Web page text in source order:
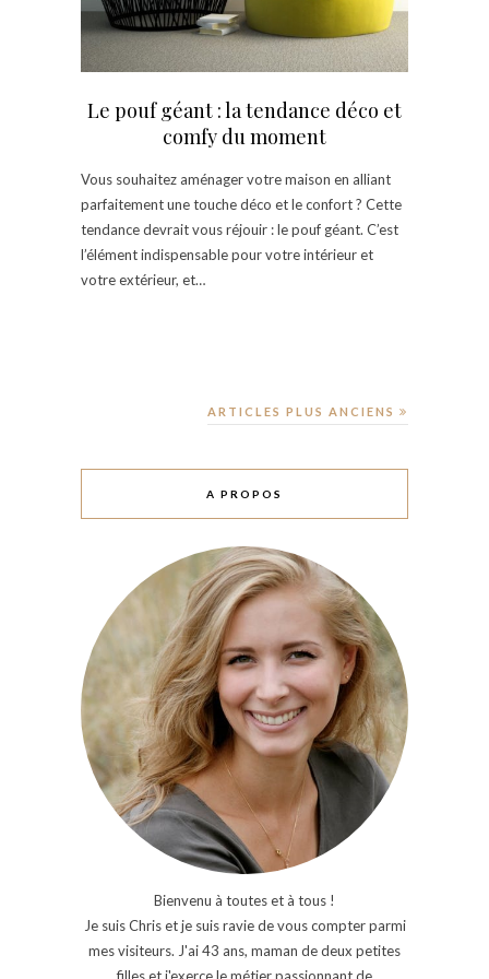
Le pouf géant : la tendance déco et
comfy du moment
Vous souhaitez aménager votre maison en alliant
parfaitement une touche déco et le confort ? Cette
tendance devrait vous réjouir : le pouf géant. C’est
l’élément indispensable pour votre intérieur et
votre extérieur, et…
ARTICLES PLUS ANCIENS
A PROPOS
Bienvenu à toutes et à tous !
Je suis Chris et je suis ravie de vous compter parmi
mes visiteurs. J'ai 43 ans, maman de deux petites